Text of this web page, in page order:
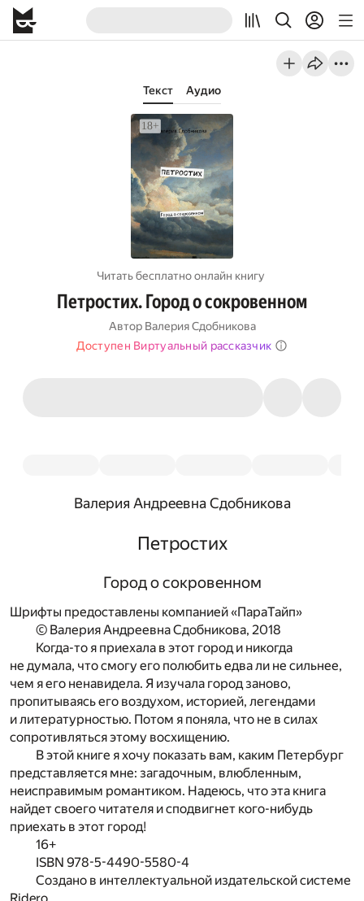
Текст Аудио
Читать бесплатно онлайн книгу
Петростих. Город о сокровенном
Автор Валерия Сдобникова
Доступен Виртуальный рассказчик
Валерия Андреевна Сдобникова
Петростих
Город о сокровенном
Шрифты предоставлены компанией «ПараТайп»
© Валерия Андреевна Сдобникова, 2018
Когда-то я приехала в этот город и никогда
не думала, что смогу его полюбить едва ли не сильнее,
чем я его ненавидела. Я изучала город заново,
пропитываясь его воздухом, историей, легендами
и литературностью. Потом я поняла, что не в силах
сопротивляться этому восхищению.
В этой книге я хочу показать вам, каким Петербург
представляется мне: загадочным, влюбленным,
неисправимым романтиком. Надеюсь, что эта книга
найдет своего читателя и сподвигнет кого-нибудь
приехать в этот город!
16+
ISBN 978-5-4490-5580-4
Создано в интеллектуальной издательской системе
Ridero